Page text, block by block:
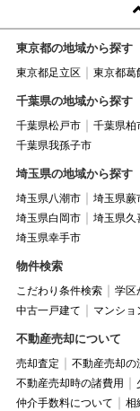
東京都の地域から探す
東京都足立区 東京都葛
千葉県の地域から探す
千葉県松戸市 千葉県柏
千葉県我孫子市
埼玉県の地域から探す
埼玉県八潮市 埼玉県蕨
埼玉県白岡市
埼玉県久
埼玉県幸手市
物件検索
こだわり条件検索 学区
中古一戸建て
マンショ
不動産売却について
売却査定 不動産売却の
不動産売却時の諸費用
仲介手数料について
相